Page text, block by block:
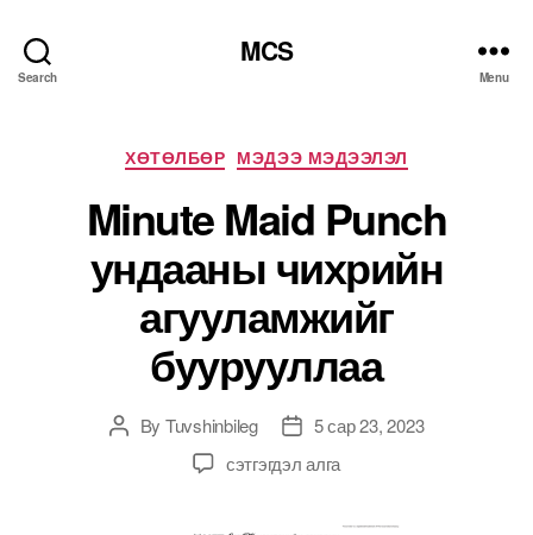
Search
MCS
Menu
Categories
ХӨТӨЛБӨР МЭДЭЭ МЭДЭЭЛЭЛ
Minute Maid Punch
ундааны чихрийн
агууламжийг
буурууллаа
PostBy Tuvshinbileg
Post5 сар 23, 2023
Minute
сэтгэгдэл алга